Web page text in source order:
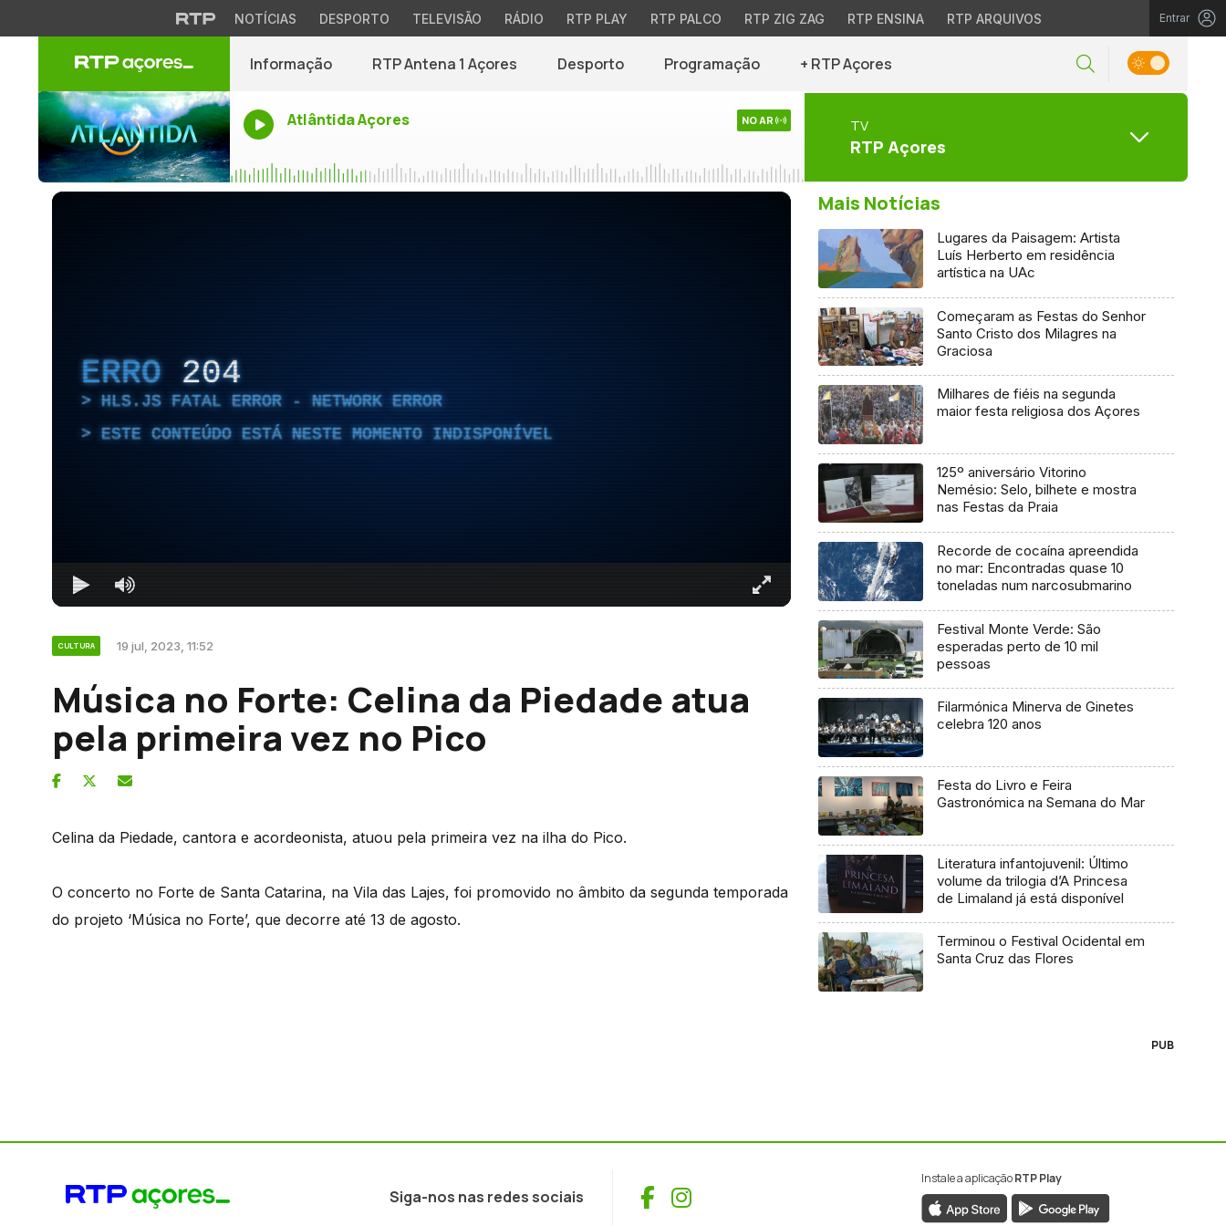
NOTÍCIAS DESPORTO TELEVISÃO RÁDIO RTP PLAY RTP PALCO RTP ZIG ZAG RTP ENSINA RTP ARQUIVOS Entrar
Informação RTP Antena 1 Açores Desporto Programação + RTP Açores
Atlântida Açores NO AR TV
RTP Açores
ERRO 204
HLS.JS FATAL ERROR - NETWORK ERROR
ESTE CONTEÚDO ESTÁ NESTE MOMENTO INDISPONÍVEL
CULTURA 19 jul, 2023, 11:52
Música no Forte: Celina da Piedade atua
pela primeira vez no Pico
Celina da Piedade, cantora e acordeonista, atuou pela primeira vez na ilha do Pico.
O concerto no Forte de Santa Catarina, na Vila das Lajes, foi promovido no âmbito da segunda temporada
do projeto ‘Música no Forte’, que decorre até 13 de agosto.
Mais Notícias
Lugares da Paisagem: Artista
Luís Herberto em residência
artística na UAc
Começaram as Festas do Senhor
Santo Cristo dos Milagres na
Graciosa
Milhares de fiéis na segunda
maior festa religiosa dos Açores
125º aniversário Vitorino
Nemésio: Selo, bilhete e mostra
nas Festas da Praia
Recorde de cocaína apreendida
no mar: Encontradas quase 10
toneladas num narcosubmarino
Festival Monte Verde: São
esperadas perto de 10 mil
pessoas
Filarmónica Minerva de Ginetes
celebra 120 anos
Festa do Livro e Feira
Gastronómica na Semana do Mar
Literatura infantojuvenil: Último
volume da trilogia d’A Princesa
de Limaland já está disponível
Terminou o Festival Ocidental em
Santa Cruz das Flores
PUB
Siga-nos nas redes sociais Facebook
Instagram
Instale a aplicaçãoRTP Play